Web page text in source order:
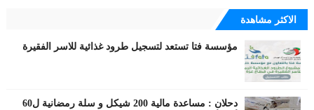
الاكثر مشاهدة
مؤسسة فتا تستعد لتسجيل طرود غذائية للاسر الفقيرة
دحلان : مساعدة مالية 200 شيكل و سلة رمضانية ل60